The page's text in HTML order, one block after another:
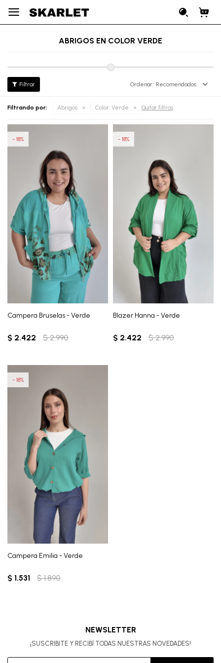

ABRIGOS EN COLOR VERDE
Recomendados
Filtrando por: Abrigos Color: Verde Quitar filtros
Campera Bruselas - Verde
$ 2.422 $ 2.990
18
Blazer Hanna - Verde
$ 2.422 $ 2.990
18
Campera Emilia - Verde
$ 1.531 $ 1.890
18
NEWSLETTER
¡SUSCRIBITE Y RECIBÍ TODAS NUESTRAS NOVEDADES!